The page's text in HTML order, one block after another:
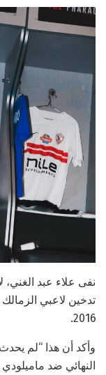
نفى علاء عبد الغني،
تدخين لاعبي
2016.
وأكد أن هذا “لم
النهائي ضد